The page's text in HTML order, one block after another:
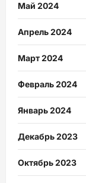
Май 2024
Апрель 2024
Март 2024
Февраль 2024
Январь 2024
Декабрь 2023
Октябрь 2023